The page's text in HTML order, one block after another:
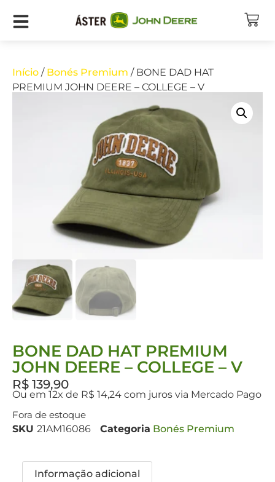
Início / Bonés Premium / BONE DAD HAT
PREMIUM JOHN DEERE – COLLEGE – V
BONE DAD HAT PREMIUM
JOHN DEERE – COLLEGE – V
R$ 139,90
Ou em 12x de R$ 14,24 com juros via Mercado Pago
Fora de estoque
SKU 21AM16086 Categoria Bonés Premium
Informação adicional